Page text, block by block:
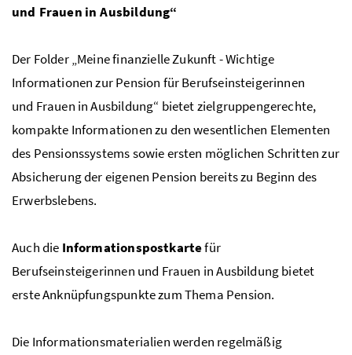
und Frauen in Ausbildung“
Der Folder „Meine finanzielle Zukunft - Wichtige
Informationen zur Pension für Berufseinsteigerinnen
und Frauen in Ausbildung“ bietet zielgruppengerechte,
kompakte Informationen zu den wesentlichen Elementen
des Pensionssystems sowie ersten möglichen Schritten zur
Absicherung der eigenen Pension bereits zu Beginn des
Erwerbslebens.
Auch die Informationspostkartefür
Berufseinsteigerinnen und Frauen in Ausbildung bietet
erste Anknüpfungspunkte zum Thema Pension.
Die Informationsmaterialien werden regelmäßig